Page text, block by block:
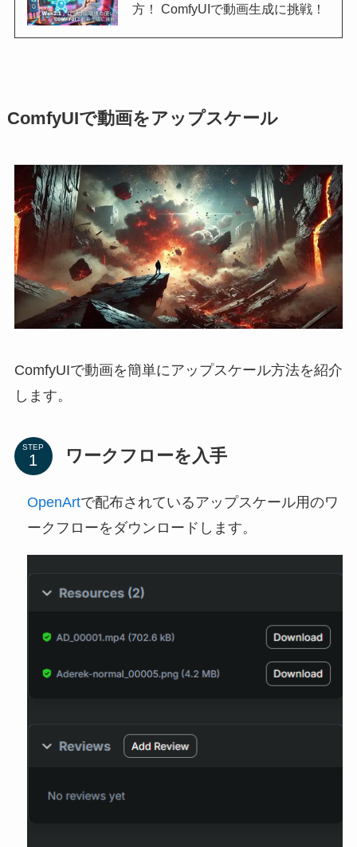
方！ ComfyUIで動画生成に挑戦！
ComfyUIで動画をアップスケール
ComfyUIで動画を簡単にアップスケール方法を紹介
します。
STEP ワークフローを入手
OpenArtで配布されているアップスケール用のワ
ークフローをダウンロードします。